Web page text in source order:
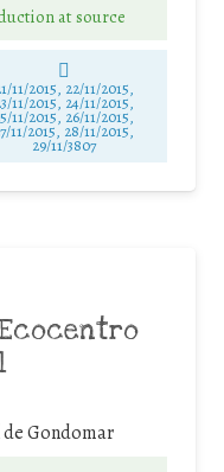
at source
11/2015, 22/11/2015,
11/2015, 24/11/2015,
11/2015, 26/11/2015,
11/2015, 28/11/2015,
29/11/3807
Gondomar